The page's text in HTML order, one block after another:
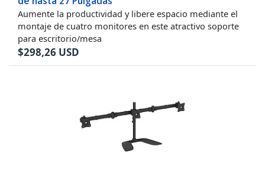
Aumente la productividad y libere espacio mediante el
montaje de cuatro monitores en este atractivo soporte
para escritorio/mesa
$298,26 USD